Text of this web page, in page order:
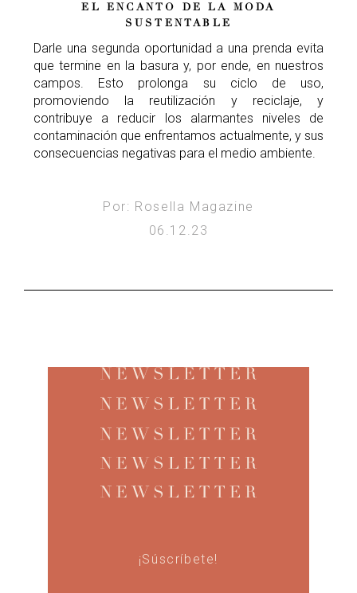
EL ENCANTO DE LA MODA
SUSTENTABLE
Darle una segunda oportunidad a una prenda evita
que termine en la basura y, por ende, en nuestros
campos. Esto prolonga su ciclo de uso,
promoviendo la reutilización y reciclaje, y
contribuye a reducir los alarmantes niveles de
contaminación que enfrentamos actualmente, y sus
consecuencias negativas para el medio ambiente.
Por: Rosella Magazine
06.12.23
¡Súscríbete!